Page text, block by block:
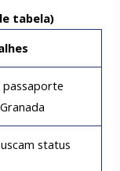
tabela)
passaporte
status